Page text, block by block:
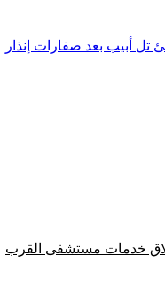
تل أبيب بعد صفارات إنذار
خدمات مستشفى القرب